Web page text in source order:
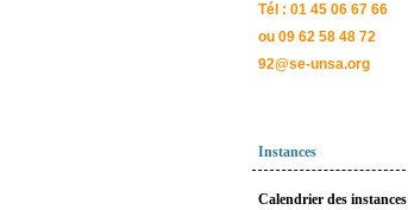
Tél : 01 45 06 67 66
ou 09 62 58 48 72
92@se-unsa.org
Instances
Calendrier des instances